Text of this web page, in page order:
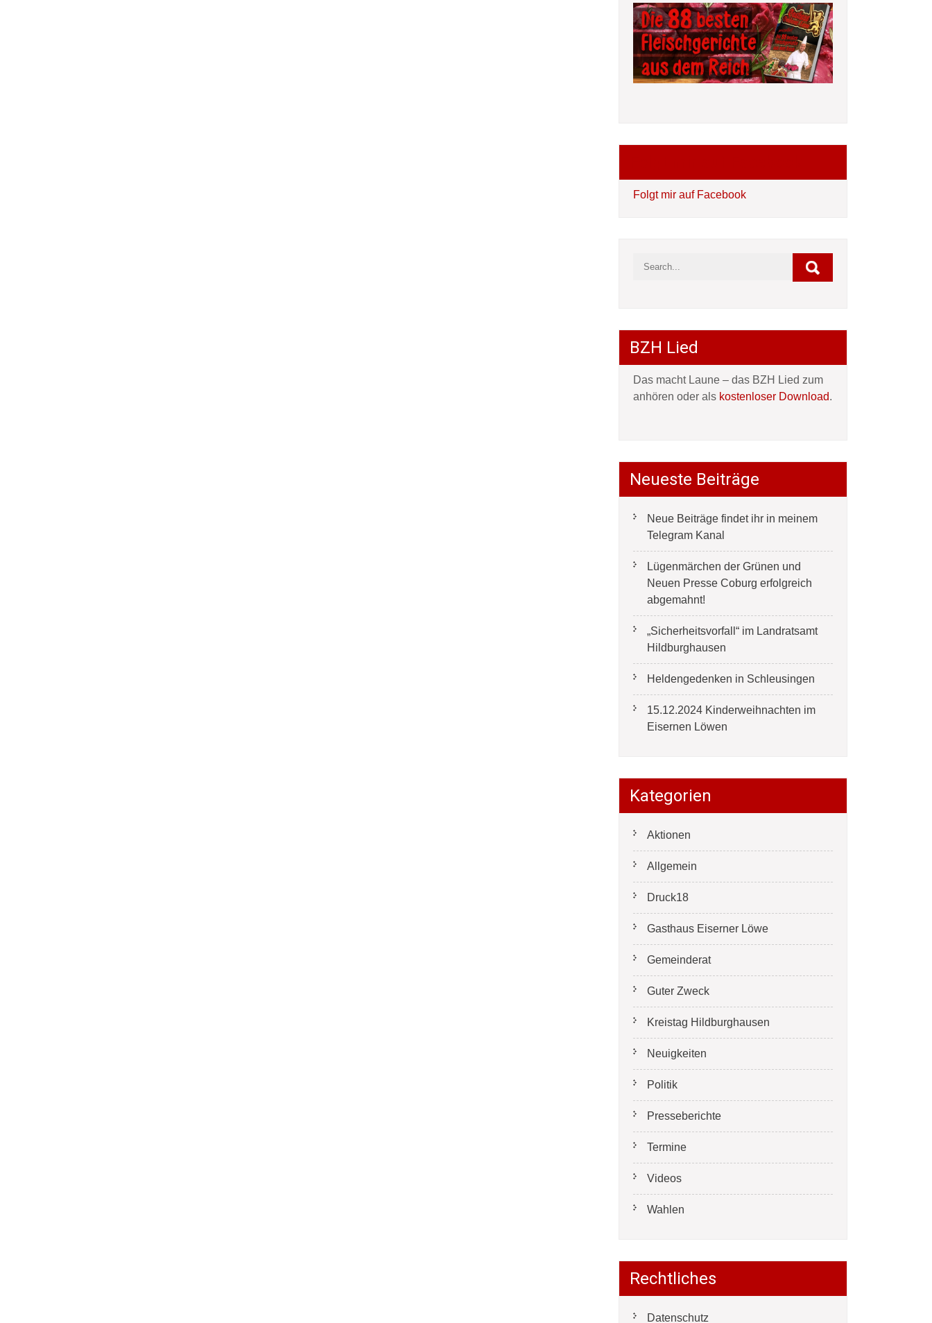
Folgt mir auf Facebook
BZH Lied
Das macht Laune – das BZH Lied zum
anhören oder als kostenloser Download.
Neueste Beiträge
Neue Beiträge findet ihr in meinem
Telegram Kanal
Lügenmärchen der Grünen und
Neuen Presse Coburg erfolgreich
abgemahnt!
„Sicherheitsvorfall“ im Landratsamt
Hildburghausen
Heldengedenken in Schleusingen
15.12.2024 Kinderweihnachten im
Eisernen Löwen
Kategorien
Aktionen
Allgemein
Druck18
Gasthaus Eiserner Löwe
Gemeinderat
Guter Zweck
Kreistag Hildburghausen
Neuigkeiten
Politik
Presseberichte
Termine
Videos
Wahlen
Rechtliches
Datenschutz